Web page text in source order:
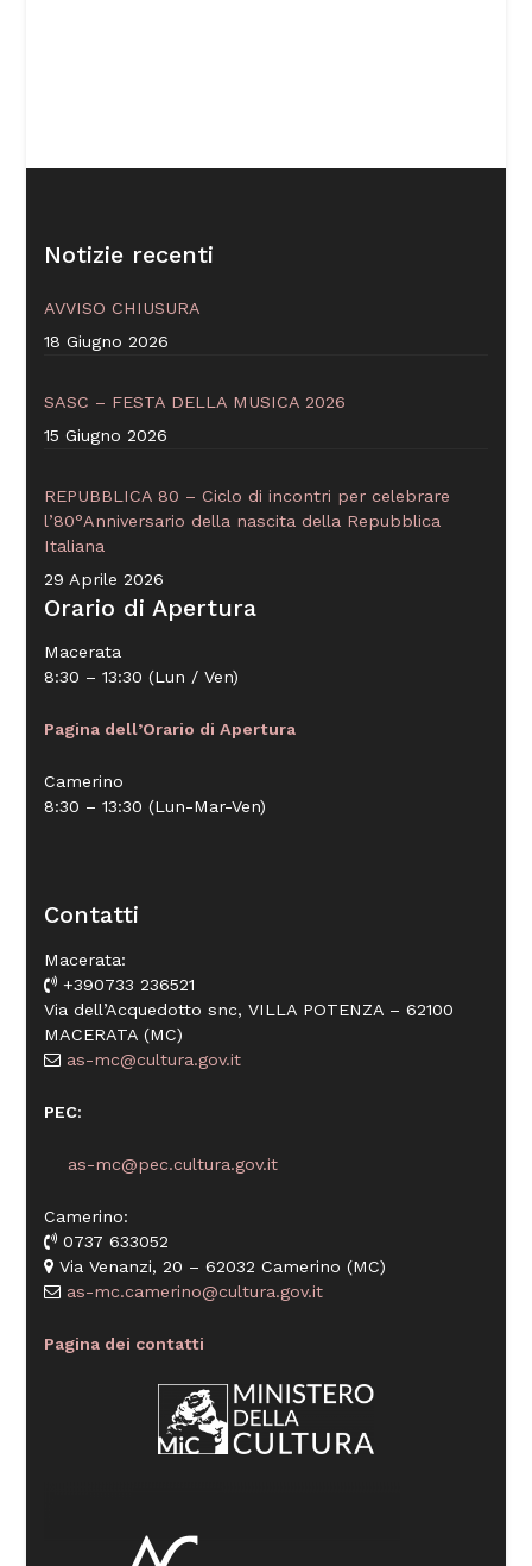
Notizie recenti
AVVISO CHIUSURA
18 Giugno 2026
SASC – FESTA DELLA MUSICA 2026
15 Giugno 2026
REPUBBLICA 80 – Ciclo di incontri per celebrare
l’80°Anniversario della nascita della Repubblica
Italiana
29 Aprile 2026
Orario di Apertura
Macerata
8:30 – 13:30 (Lun / Ven)
Pagina dell’Orario di Apertura
Camerino
8:30 – 13:30 (Lun-Mar-Ven)
Contatti
Macerata:
+390733 236521
Via dell’Acquedotto snc, VILLA POTENZA – 62100
MACERATA (MC)
as-mc@cultura.gov.it
PEC:
as-mc@pec.cultura.gov.it
Camerino:
0737 633052
Via Venanzi, 20 – 62032 Camerino (MC)
as-mc.camerino@cultura.gov.it
Pagina dei contatti